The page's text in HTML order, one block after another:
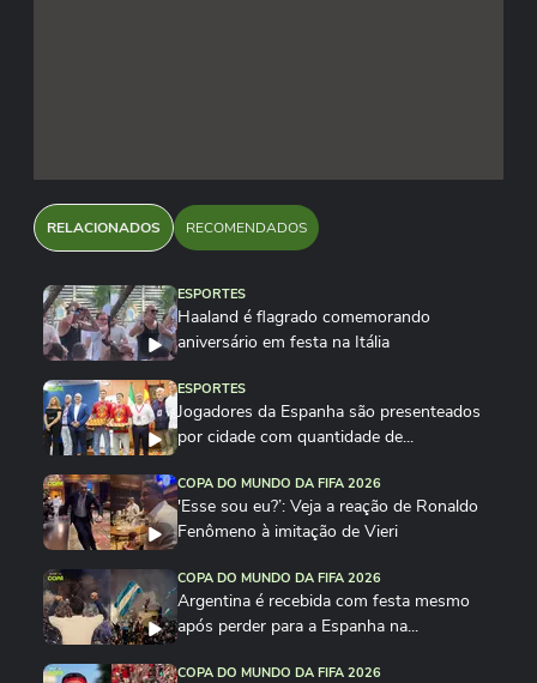
RELACIONADOS RECOMENDADOS
ESPORTES
Haaland é flagrado comemorando
aniversário em festa na Itália
ESPORTES
Jogadores da Espanha são presenteados
por cidade com quantidade de...
COPA DO MUNDO DA FIFA 2026
'Esse sou eu?’: Veja a reação de Ronaldo
Fenômeno à imitação de Vieri
COPA DO MUNDO DA FIFA 2026
Argentina é recebida com festa mesmo
após perder para a Espanha na...
COPA DO MUNDO DA FIFA 2026